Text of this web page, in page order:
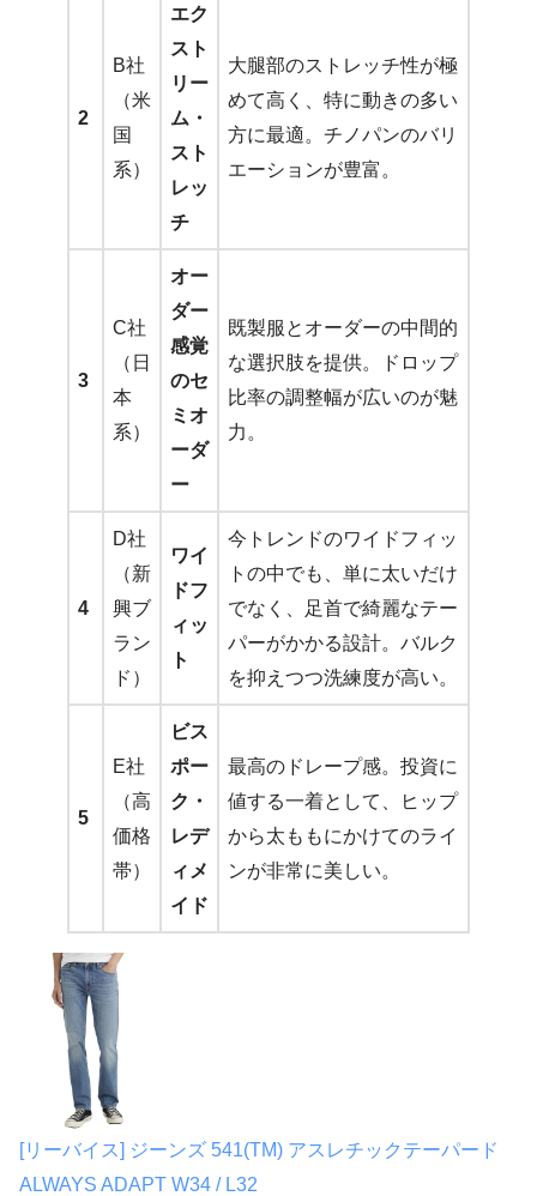
2
B社
（米
国
系）
エク
スト
リー
ム・
スト
レッ
チ
大腿部のストレッチ性が極
めて高く、特に動きの多い
方に最適。チノパンのバリ
エーションが豊富。
3
C社
（日
本
系）
オー
ダー
感覚
のセ
ミオ
ーダ
ー
既製服とオーダーの中間的
な選択肢を提供。ドロップ
比率の調整幅が広いのが魅
力。
4
D社
（新
興ブ
ラン
ド）
ワイ
ドフ
ィッ
ト
今トレンドのワイドフィッ
トの中でも、単に太いだけ
でなく、足首で綺麗なテー
パーがかかる設計。バルク
を抑えつつ洗練度が高い。
5
E社
（高
価格
帯）
ビス
ポー
ク・
レデ
ィメ
イド
最高のドレープ感。投資に
値する一着として、ヒップ
から太ももにかけてのライ
ンが非常に美しい。
[リーバイス] ジーンズ 541(TM) アスレチックテーパード
ALWAYS ADAPT W34 / L32